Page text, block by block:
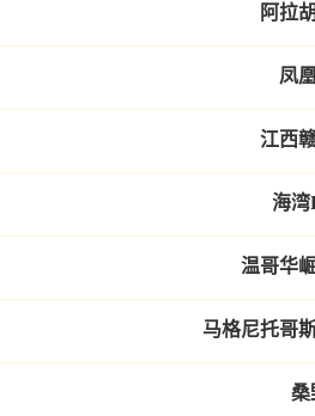
阿拉
凤
江西
海湾
温哥华
马格尼托哥
桑